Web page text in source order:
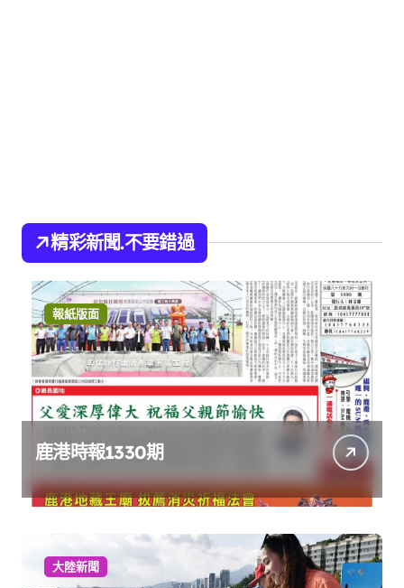
精彩新聞.不要錯過
報紙版面
鹿港時報1330期
大陸新聞